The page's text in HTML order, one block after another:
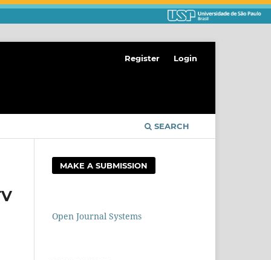
SEARCH
Register Login
MAKE A SUBMISSION
Open Journal Systems